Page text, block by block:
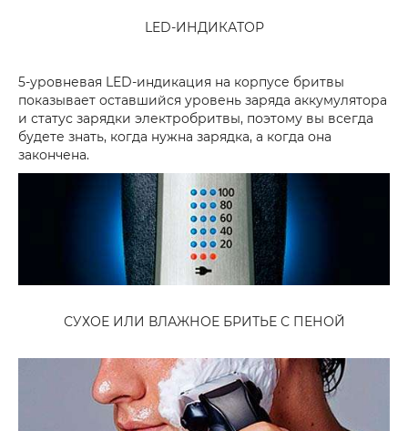
LED-ИНДИКАТОР
5-уровневая LED-индикация на корпусе бритвы
показывает оставшийся уровень заряда аккумулятора
и статус зарядки электробритвы, поэтому вы всегда
будете знать, когда нужна зарядка, а когда она
закончена.
СУХОЕ ИЛИ ВЛАЖНОЕ БРИТЬЕ С ПЕНОЙ